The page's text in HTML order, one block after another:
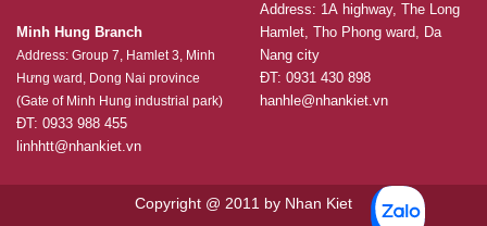
Minh Hung Branch
Address: Group 7, Hamlet 3, Minh
Hưng ward, Dong Nai province
(Gate of Minh Hung industrial park)
ĐT: 0933 988 455
linhhtt@nhankiet.vn
Address: 1A highway, The Long
Hamlet, Tho Phong ward, Da
Nang city
ĐT: 0931 430 898
hanhle@nhankiet.vn
Copyright @ 2011 by Nhan Kiet